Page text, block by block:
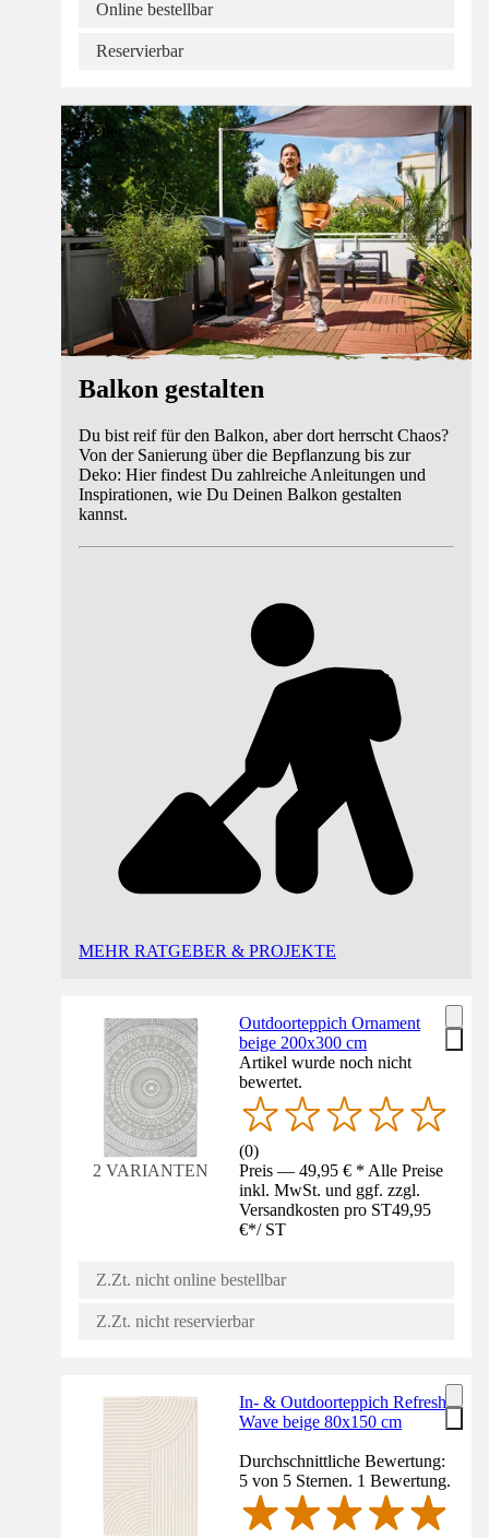
Online bestellbar
Reservierbar
Ratgeber
Balkon gestalten
Du bist reif für den Balkon, aber dort herrscht Chaos?
Von der Sanierung über die Bepflanzung bis zur
Deko: Hier findest Du zahlreiche Anleitungen und
Inspirationen, wie Du Deinen Balkon gestalten
kannst.
MEHR RATGEBER & PROJEKTE
2 VARIANTEN
Outdoorteppich Ornament
beige 200x300 cm
Artikel wurde noch nicht
bewertet.
(0)
Preis — 49,95 € * Alle Preise
inkl. MwSt. und ggf. zzgl.
Versandkosten pro ST49,95
€*/ ST
Z.Zt. nicht online bestellbar
Z.Zt. nicht reservierbar
In- & Outdoorteppich Refresh
Wave beige 80x150 cm
Durchschnittliche Bewertung:
5 von 5 Sternen. 1 Bewertung.